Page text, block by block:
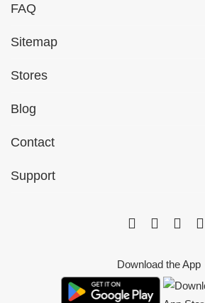
FAQ
Sitemap
Stores
Blog
Contact
Support
Download the App